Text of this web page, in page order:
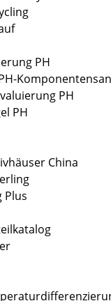
PH
PH
PH
China
Plus